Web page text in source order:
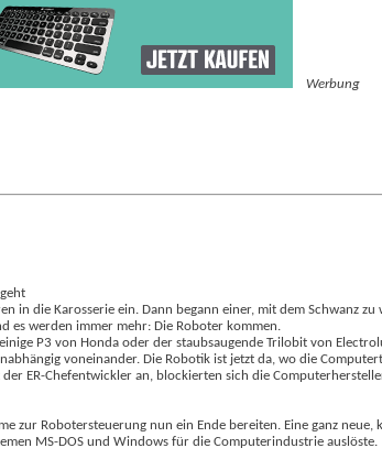
Werbung
in die Karosserie ein. Dann begann einer, mit dem Schwanz
es werden immer mehr: Die Roboter kommen.
P3 von Honda oder der staubsaugende Trilobit von
voneinander. Die Robotik ist jetzt da, wo die
ER-Chefentwickler an, blockierten sich die
zur Robotersteuerung nun ein Ende bereiten. Eine ganz
MS-DOS und Windows für die Computerindustrie auslöste.